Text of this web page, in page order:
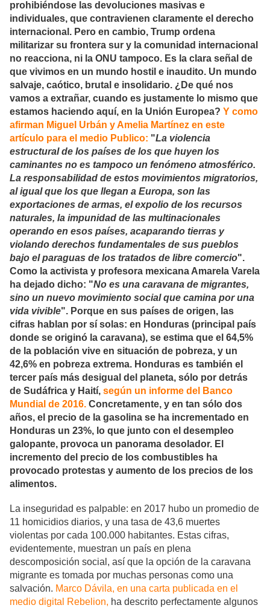
prohibiéndose las devoluciones masivas e
individuales, que contravienen claramente el derecho
internacional. Pero en cambio, Trump ordena
militarizar su frontera sur y la comunidad internacional
no reacciona, ni la ONU tampoco. Es la clara señal de
que vivimos en un mundo hostil e inaudito. Un mundo
salvaje, caótico, brutal e insolidario. ¿De qué nos
vamos a extrañar, cuando es justamente lo mismo que
estamos haciendo aquí, en la Unión Europea? Y como
afirman Miguel Urbán y Amelia Martínez en este
artículo para el medio Publico: "La violencia
estructural de los países de los que huyen los
caminantes no es tampoco un fenómeno atmosférico.
La responsabilidad de estos movimientos migratorios,
al igual que los que llegan a Europa, son las
exportaciones de armas, el expolio de los recursos
naturales, la impunidad de las multinacionales
operando en esos países, acaparando tierras y
violando derechos fundamentales de sus pueblos
bajo el paraguas de los tratados de libre comercio".
Como la activista y profesora mexicana Amarela Varela
ha dejado dicho: "No es una caravana de migrantes,
sino un nuevo movimiento social que camina por una
vida vivible". Porque en sus países de origen, las
cifras hablan por sí solas: en Honduras (principal país
donde se originó la caravana), se estima que el 64,5%
de la población vive en situación de pobreza, y un
42,6% en pobreza extrema. Honduras es también el
tercer país más desigual del planeta, sólo por detrás
de Sudáfrica y Haití, según un informe del Banco
Mundial de 2016. Concretamente, y en tan sólo dos
años, el precio de la gasolina se ha incrementado en
Honduras un 23%, lo que junto con el desempleo
galopante, provoca un panorama desolador. El
incremento del precio de los combustibles ha
provocado protestas y aumento de los precios de los
alimentos.
La inseguridad es palpable: en 2017 hubo un promedio de
11 homicidios diarios, y una tasa de 43,6 muertes
violentas por cada 100.000 habitantes. Estas cifras,
evidentemente, muestran un país en plena
descomposición social, así que la opción de la caravana
migrante es tomada por muchas personas como una
salvación. Marco Dávila, en una carta publicada en el
medio digital Rebelion, ha descrito perfectamente algunos